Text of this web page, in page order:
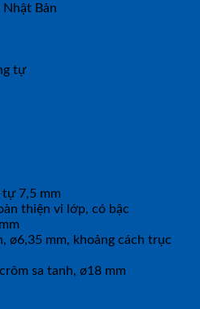
Nhật Bản
tự
tự 7,5 mm
thiện vi lớp, có bậc
ø6,35 mm, khoảng cách trục
sa tanh, ø18 mm